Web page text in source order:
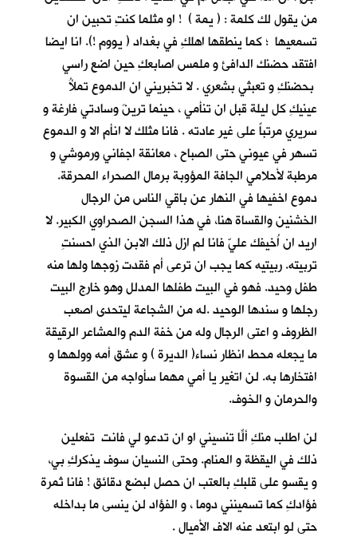
من يقول لك كلمة : ( يمة ) ! او مثلما كنتِ تحبين ان
تسمعيها ؛ كما ينطقها اهلكِ في بغداد ( يووم !). انا ايضا
افتقد حضنك الدافئ و ملمس اصابعكِ حين اضع راسي
بحضنكِ و تعبثي بشعري . لا تخبريني ان الدموع تملأُ
عينيكِ كل ليلة قبل ان تنأمي ، حينما ترينَ وسادتي فارغة و
سريري مرتباً على غير عادته . فانا مثلك لا انأم الا و الدموع
تسهر في عيوني حتى الصباح ، معانقة اجفاني ورموشي و
مرطبة لأحلامي الجافة المؤوبة برمال الصحراء المحرقة.
دموع اخفيها في النهار عن باقي الناس من الرجال
الخشنين والقساة هنا، في هذا السجن الصحراوي الكبير. لا
اريد ان اُخيفك عليّ فانا لم ازل ذلك الابن الذي احسنتِ
تربيته. ربيتيه كما يجب ان ترعى أم فقدت زوجها ولها منه
طفل وحيد. فهو في البيت طفلها المدلل وهو خارج البيت
رجلها و سندها الوحيد .له من الشجاعة ليتحدى اصعب
الظروف و اعتى الرجال وله من خفة الدم والمشاعر الرقيقة
ما يجعله محط انظار نساء( الديرة ) و عشق أمه وولهها و
افتخارها به. لن اتغير يا أمي مهما سأواجه من القسوة
والحرمان و الخوف.
لن اطلب منكِ ألّا تنسيني او ان تدعو لي فانتِ تفعلين
ذلك في اليقظة و المنام. وحتى النسيان سوف يذكركِ بي،
و يقسو على قلبكِ بالعتب ان حصل لبضع دقائق ! فانا ثمرة
فؤادكِ كما تسمينني دوما ، و الفؤاد لن ينسى ما بداخله
حتى لو ابتعد عنه الاف الأميال .